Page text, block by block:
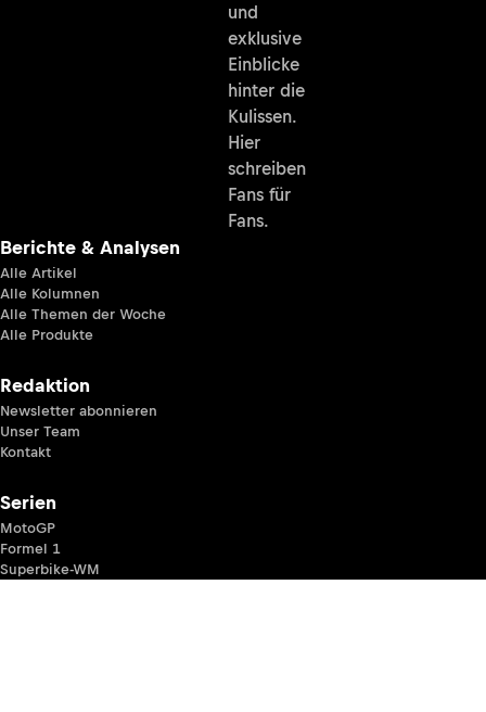
und
exklusive
Einblicke
hinter die
Kulissen.
Hier
schreiben
Fans für
Fans.
Berichte & Analysen
Alle Artikel
Alle Kolumnen
Alle Themen der Woche
Alle Produkte
Redaktion
Newsletter abonnieren
Unser Team
Kontakt
Serien
MotoGP
Formel 1
Superbike-WM